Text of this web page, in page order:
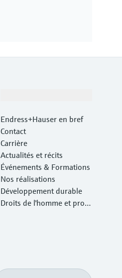
Endress+Hauser en bref
Contact
Carrière
Actualités et récits
Événements & Formations
Nos réalisations
Développement durable
Droits de l'homme et prote